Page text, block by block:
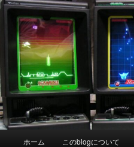
移
ホーム このblogについて